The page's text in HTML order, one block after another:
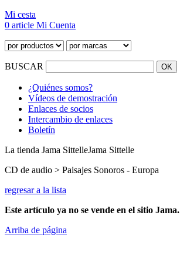
Mi cesta
0 article Mi Cuenta
BUSCAR
¿Quiénes somos?
Vídeos de demostración
Enlaces de socios
Intercambio de enlaces
Boletín
La tienda Jama SittelleJama Sittelle
CD de audio > Paisajes Sonoros - Europa
regresar a la lista
Este artículo ya no se vende en el sitio Jama.
Arriba de página